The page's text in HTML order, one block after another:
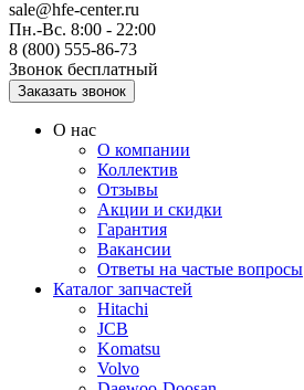
sale@hfe-center.ru
Пн.-Вс. 8:00 - 22:00
8 (800) 555-86-73
Звонок бесплатный
О нас
О компании
Коллектив
Отзывы
Акции и скидки
Гарантия
Вакансии
Ответы на частые вопросы
Каталог запчастей
Hitachi
JCB
Komatsu
Volvo